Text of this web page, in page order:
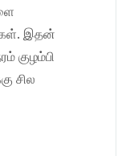
இதன்
குழம்பி
சில